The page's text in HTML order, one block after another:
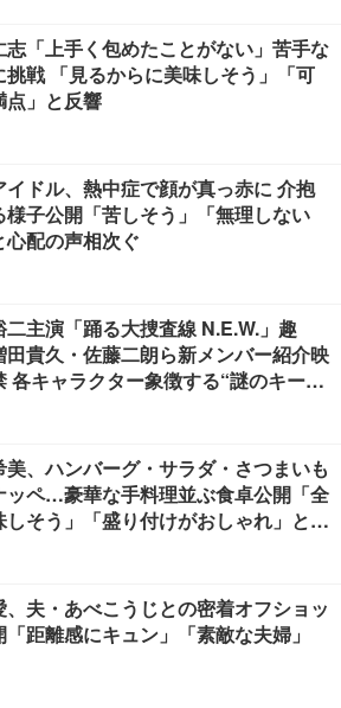
志「上手く包めたことがない」苦手な
挑戦 「見るからに美味しそう」「可
点」と反響
イドル、熱中症で顔が真っ赤に 介抱
様子公開「苦しそう」「無理しない
心配の声相次ぐ
二主演「踊る大捜査線 N.E.W.」趣
田貴久・佐藤二朗ら新メンバー紹介映
各キャラクター象徴する“謎のキーワ
美、ハンバーグ・サラダ・さつまいも
ッペ…豪華な手料理並ぶ食卓公開「全
しそう」「盛り付けがおしゃれ」と絶
、夫・あべこうじとの密着オフショッ
「距離感にキュン」「素敵な夫婦」